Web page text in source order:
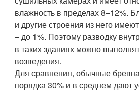
влажность в пределах 8–12%.
и другие строения из него
– до 1%. Поэтому разводку
в таких зданиях можно
возведения.
Для сравнения, обычные
порядка 30% и в среднем дают